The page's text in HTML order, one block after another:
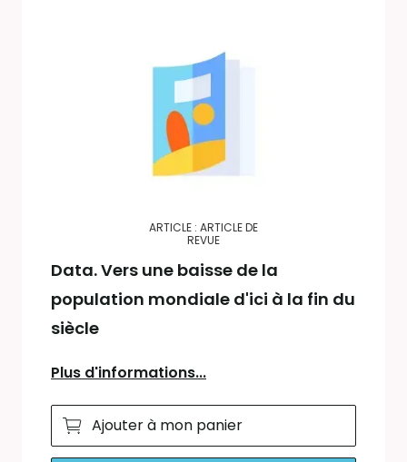
ARTICLE : ARTICLE DE
REVUE
Data. Vers une baisse de la
population mondiale d'ici à la fin du
siècle
Plus d'informations...
Ajouter à mon panier